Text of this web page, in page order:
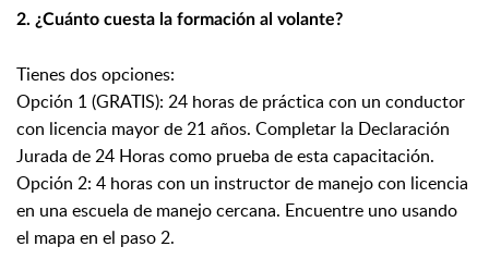
2. ¿Cuánto cuesta la formación al volante?
Tienes dos opciones:
Opción 1 (GRATIS): 24 horas de práctica con un conductor
con licencia mayor de 21 años. Completar la Declaración
Jurada de 24 Horas como prueba de esta capacitación.
Opción 2: 4 horas con un instructor de manejo con licencia
en una escuela de manejo cercana. Encuentre uno usando
el mapa en el paso 2.